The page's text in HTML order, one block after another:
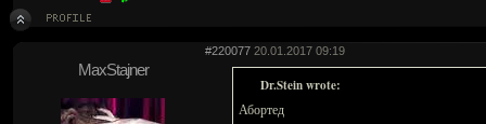
#220077 20.01.2017 09:19
MaxStajner
Dr.Stein wrote:
Абортед